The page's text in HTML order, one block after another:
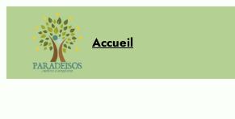
contenu
Accueil